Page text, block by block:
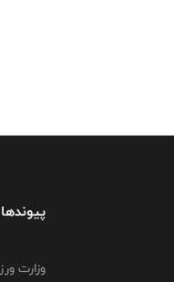
پیوندها
وزارت